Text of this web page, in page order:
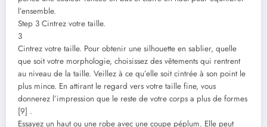
l’ensemble.
Step 3 Cintrez votre taille.
3
Cintrez votre taille. Pour obtenir une silhouette en sablier, quelle
que soit votre morphologie, choisissez des vêtements qui rentrent
au niveau de la taille. Veillez à ce qu’elle soit cintrée à son point le
plus mince. En attirant le regard vers votre taille fine, vous
donnerez l’impression que le reste de votre corps a plus de formes
[9] .
Essayez un haut ou une robe avec une coupe péplum. Elle peut